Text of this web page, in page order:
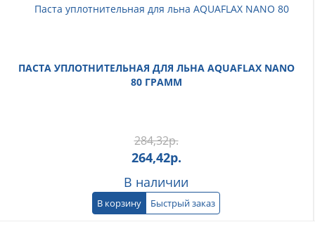
ПАСТА УПЛОТНИТЕЛЬНАЯ ДЛЯ ЛЬНА AQUAFLAX NANO
80 ГРАММ
284,32р.
264,42р.
В наличии
В корзину Быстрый заказ